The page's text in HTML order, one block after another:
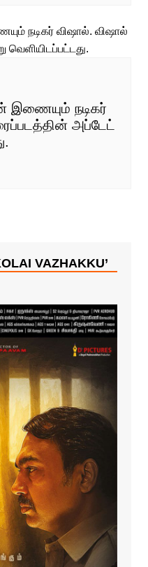
இணையும் நடிகர்
அப்டேட்
VAZHAKKU’